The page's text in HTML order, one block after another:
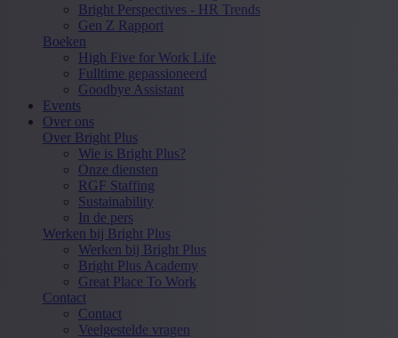
Bright Perspectives - HR Trends
Gen Z Rapport
Boeken
High Five for Work Life
Fulltime gepassioneerd
Goodbye Assistant
Events
Over ons
Over Bright Plus
Wie is Bright Plus?
Onze diensten
RGF Staffing
Sustainability
In de pers
Werken bij Bright Plus
Werken bij Bright Plus
Bright Plus Academy
Great Place To Work
Contact
Contact
Veelgestelde vragen